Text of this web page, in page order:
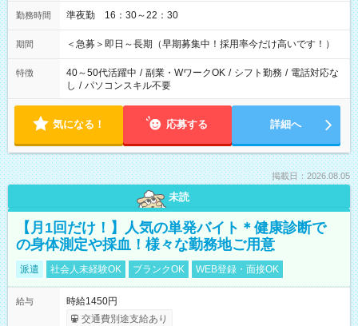
勤務時間 準夜勤 16：30～22：30
期間 ＜急募＞即日～長期（早期募集中！採用率今だけ高いです！）
特徴 40～50代活躍中 / 副業・WワークOK / シフト勤務 / 電話対応な
し / パソコンスキル不要
気になる！ 応募する 詳細へ
掲載日：2026.08.05
未読
【月1回だけ！】人気の単発バイト＊健康診断で
の身体測定や採血！様々な勤務地ご用意
派遣 社会人未経験OK ブランクOK WEB登録・面接OK
給与
時給1450円
交通費別途支給あり